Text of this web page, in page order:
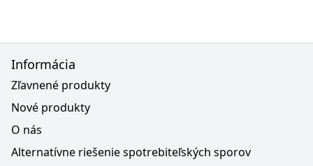
Informácia
Zľavnené produkty
Nové produkty
O nás
Alternatívne riešenie spotrebiteľských sporov